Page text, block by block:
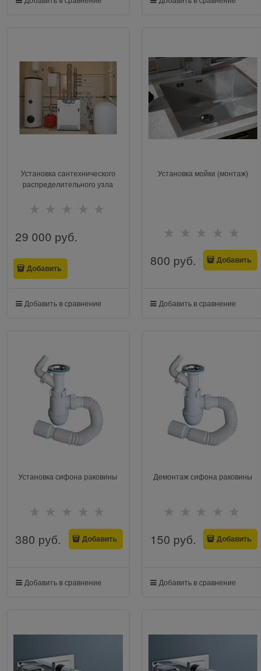
Установка сантехнического
распределительного узла
29 000 руб.
Добавить
Добавить в сравнение
Установка мойки (монтаж)
800 руб. Добавить
Добавить в сравнение
Установка сифона раковины
380 руб. Добавить
Добавить в сравнение
Демонтаж сифона раковины
150 руб. Добавить
Добавить в сравнение